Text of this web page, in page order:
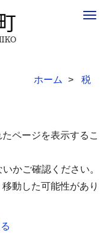
ホーム 税
ページを表示するこ
かご確認ください。
動した可能性があり